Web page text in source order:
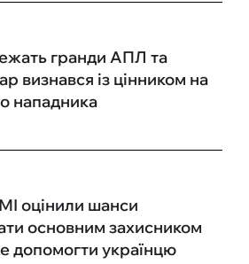
гранди АПЛ та
визнався із цінником на
нападника
оцінили шанси
основним захисником
українцю